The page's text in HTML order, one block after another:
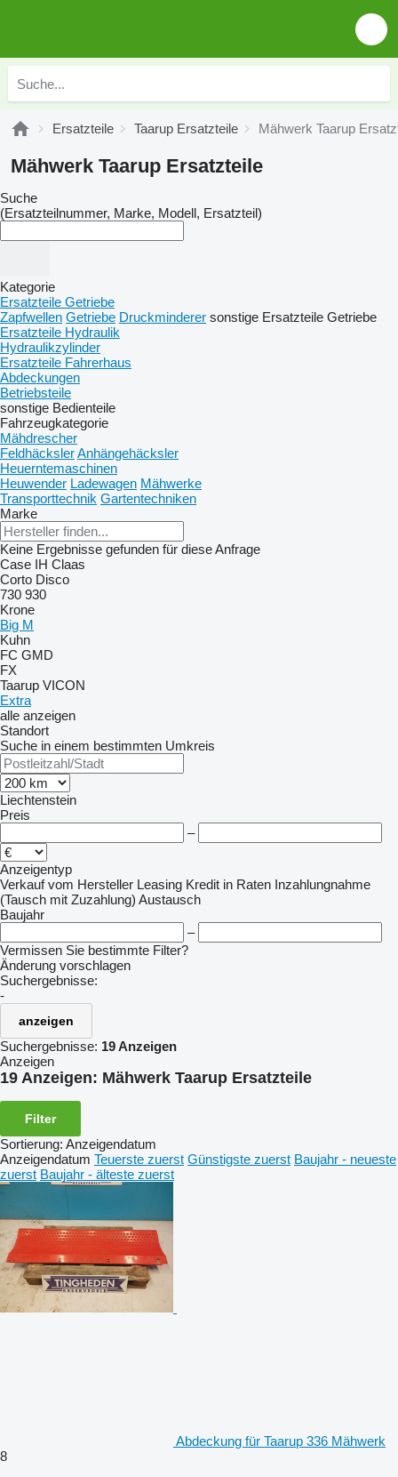
Ersatzteile Taarup Ersatzteile Mähwerk Taarup
Mähwerk Taarup Ersatzteile
Suche
(Ersatzteilnummer, Marke, Modell, Ersatzteil)
Kategorie
Ersatzteile Getriebe
Zapfwellen Getriebe Druckminderer sonstige Ersatzteile Getriebe
Ersatzteile Hydraulik
Hydraulikzylinder
Ersatzteile Fahrerhaus
Abdeckungen
Betriebsteile
sonstige Bedienteile
Fahrzeugkategorie
Mähdrescher
FeldhäckslerAnhängehäcksler
Heuerntemaschinen
Heuwender Ladewagen Mähwerke
Transporttechnik Gartentechniken
Marke
Keine Ergebnisse gefunden für diese Anfrage
Case IH Claas
Corto Disco
730 930
Krone
Big M
Kuhn
FC GMD
FX
Taarup VICON
Extra
alle anzeigen
Standort
Suche in einem bestimmten Umkreis
Liechtenstein
Preis
–
Anzeigentyp
Verkauf vom Hersteller Leasing Kredit in Raten Inzahlungnahme
(Tausch mit Zuzahlung) Austausch
Baujahr
–
Vermissen Sie bestimmte Filter?
Änderung vorschlagen
Suchergebnisse:
-
anzeigen
Suchergebnisse: 19 Anzeigen
Anzeigen
19 Anzeigen: Mähwerk Taarup Ersatzteile
Filter
Sortierung: Anzeigendatum
Anzeigendatum Teuerste zuerst Günstigste zuerst Baujahr - neueste
zuerst Baujahr - älteste zuerst
Abdeckung für Taarup 336 Mähwerk
8